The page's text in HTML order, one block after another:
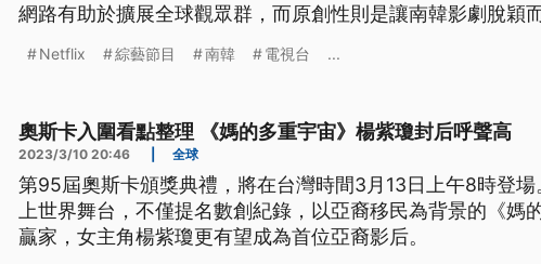
網路有助於擴展全球觀眾群，而原創性則是讓南韓影劇脫穎
Netflix 綜藝節目 南韓 電視台 ...
奧斯卡入圍看點整理 《媽的多重宇宙》楊紫瓊封后呼聲高
2023/3/10 20:46 全球
第95屆奧斯卡頒獎典禮，將在台灣時間3月13日上午8時登
上世界舞台，不僅提名數創紀錄，以亞裔移民為背景的《媽
贏家，女主角楊紫瓊更有望成為首位亞裔影后。